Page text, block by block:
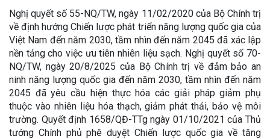
Nghị quyết số 55-NQ/TW, ngày 11/02/2020 của Bộ Chính trị
về định hướng Chiến lược phát triển năng lượng quốc gia của
Việt Nam đến năm 2030, tầm nhìn đến năm 2045 đã xác lập
nền tảng cho việc ưu tiên nhiên liệu sạch. Nghị quyết số 70-
NQ/TW, ngày 20/8/2025 của Bộ Chính trị về đảm bảo an
ninh năng lượng quốc gia đến năm 2030, tầm nhìn đến năm
2045 đã yêu cầu hiện thực hóa các giải pháp giảm phụ
thuộc vào nhiên liệu hóa thạch, giảm phát thải, bảo vệ môi
trường. Quyết định 1658/QĐ-TTg ngày 01/10/2021 của Thủ
tướng Chính phủ phê duyệt Chiến lược quốc gia về tăng